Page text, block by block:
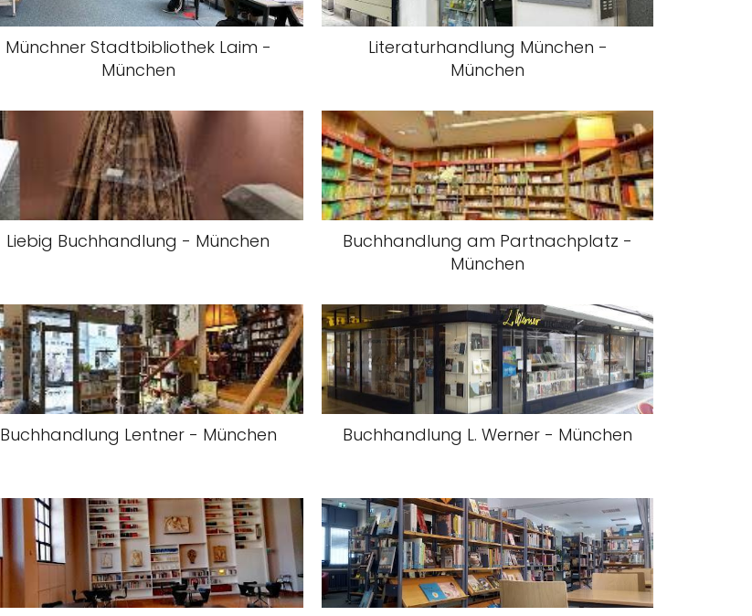
Münchner Stadtbibliothek Laim -
München
Literaturhandlung München -
München
Liebig Buchhandlung - München
Buchhandlung am Partnachplatz -
München
Buchhandlung Lentner - München Buchhandlung L. Werner - München